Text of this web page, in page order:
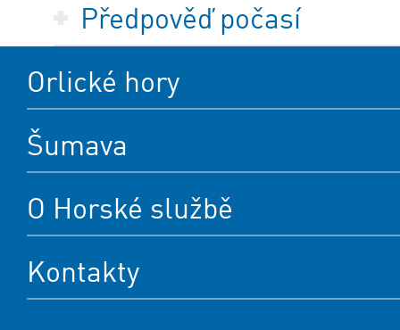
Předpověď počasí
Orlické hory
Šumava
O Horské službě
Kontakty